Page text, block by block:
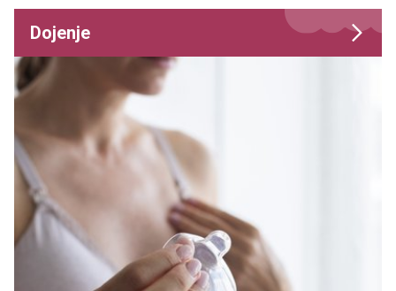
Dojenje